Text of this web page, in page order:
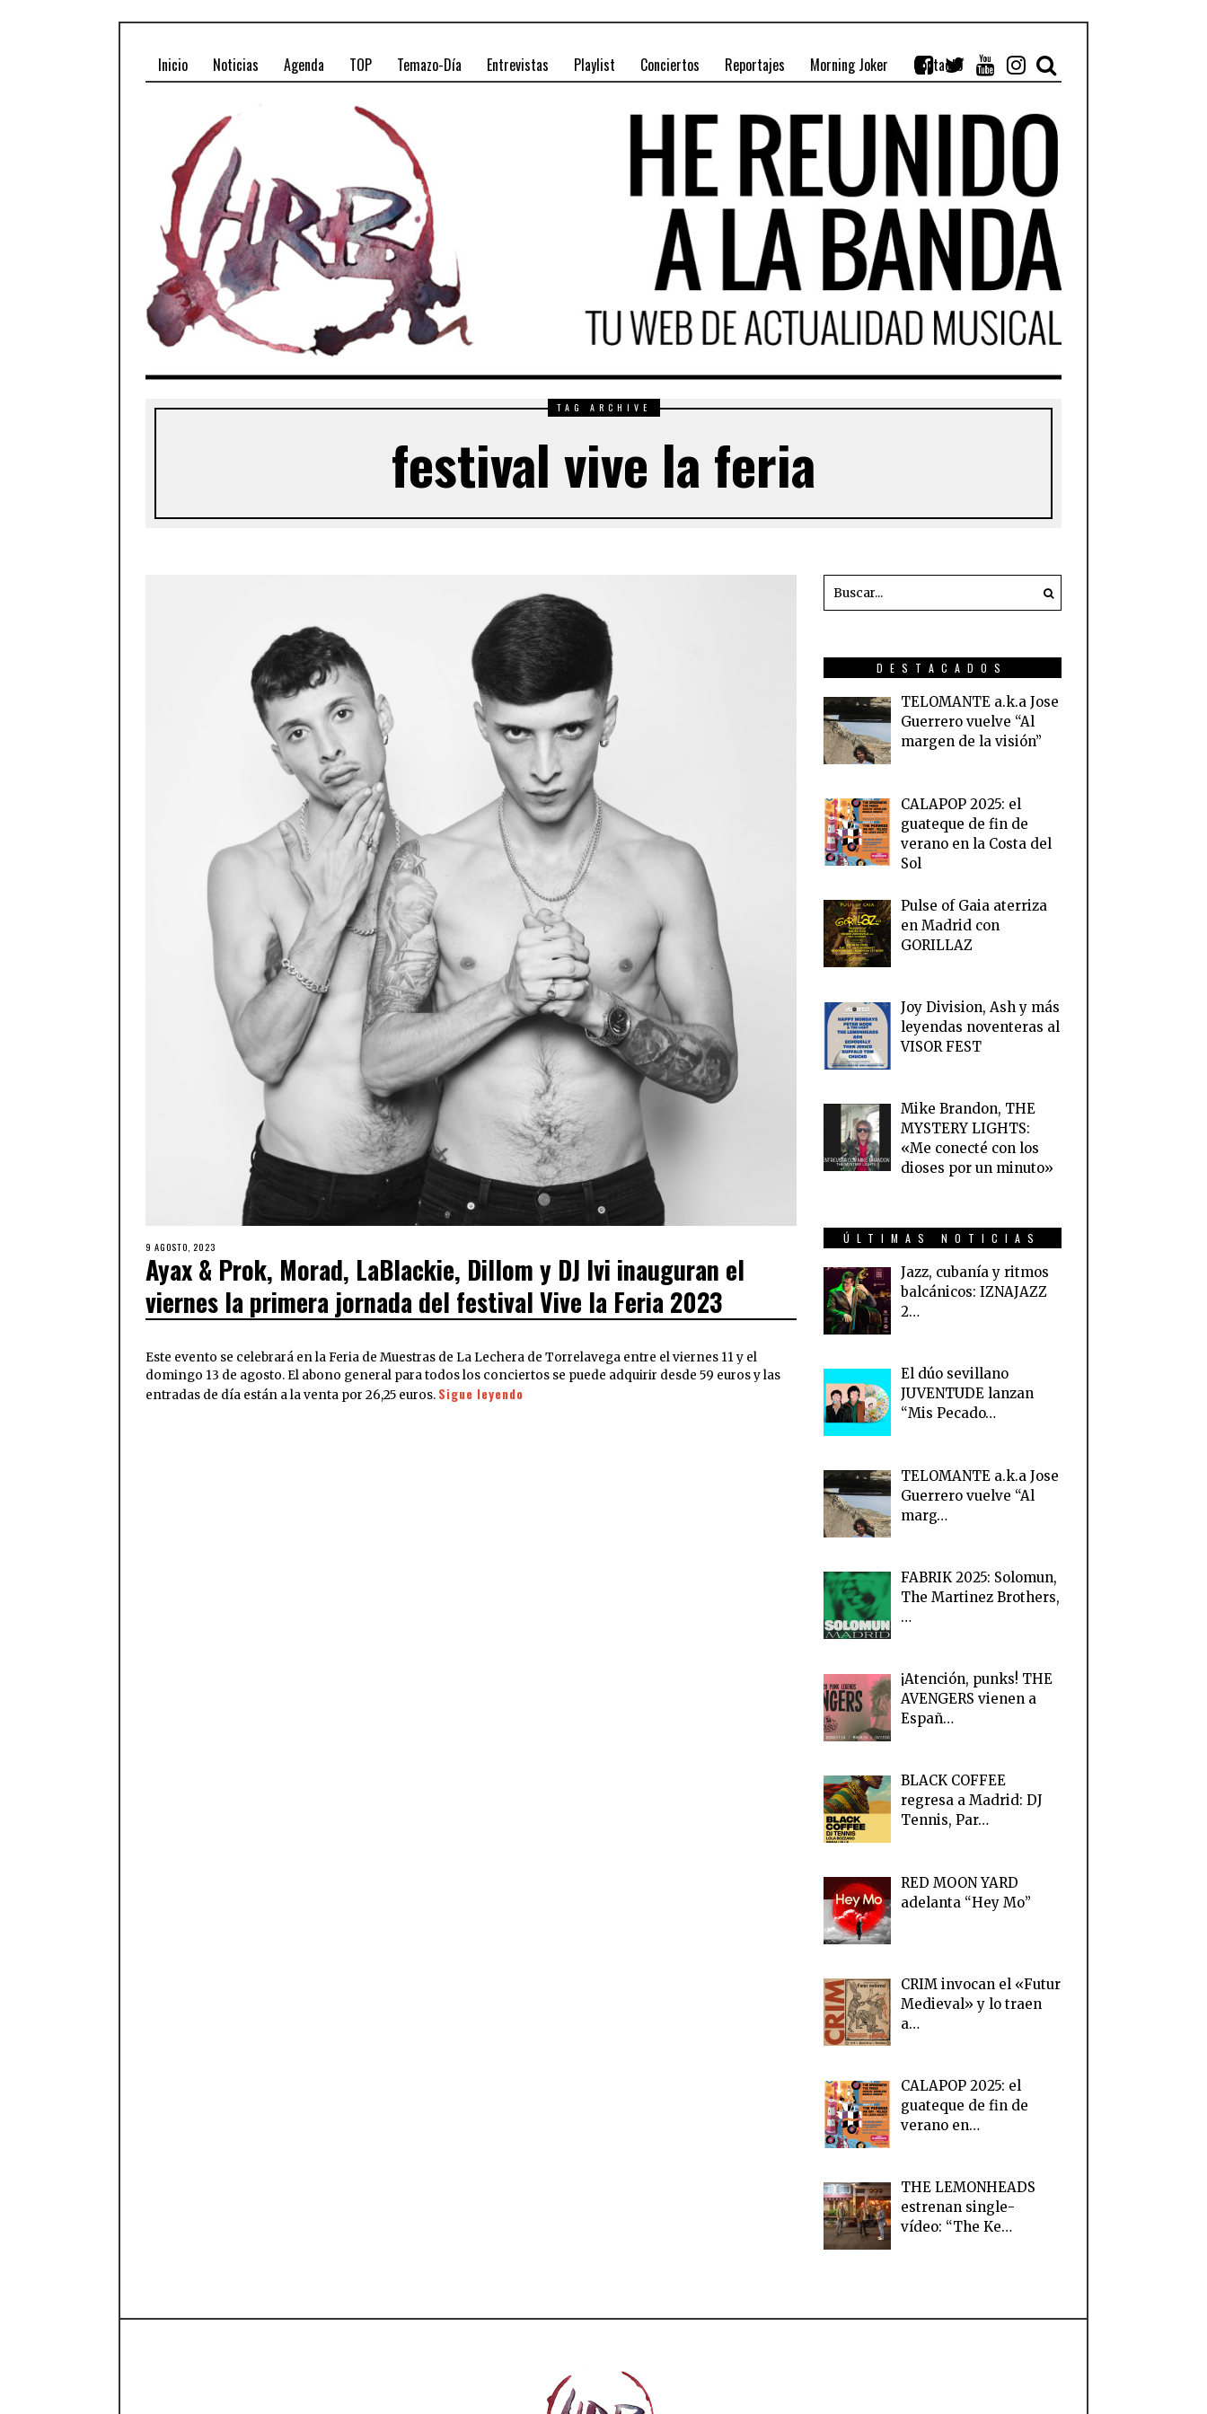
Inicio Noticias Agenda TOP Temazo-Día Entrevistas Playlist Conciertos Reportajes Morning Joker Contacto
TAG ARCHIVE
festival vive la feria
9 AGOSTO, 2023
Ayax & Prok, Morad, LaBlackie, Dillom y DJ Ivi inauguran el
viernes la primera jornada del festival Vive la Feria 2023
Este evento se celebrará en la Feria de Muestras de La Lechera de Torrelavega entre el viernes 11 y el
domingo 13 de agosto. El abono general para todos los conciertos se puede adquirir desde 59 euros y las
entradas de día están a la venta por 26,25 euros. Sigue leyendo
DESTACADOS
TELOMANTE a.k.a Jose
Guerrero vuelve “Al
margen de la visión”
CALAPOP 2025: el
guateque de fin de
verano en la Costa del
Sol
Pulse of Gaia aterriza
en Madrid con
GORILLAZ
Joy Division, Ash y más
leyendas noventeras al
VISOR FEST
Mike Brandon, THE
MYSTERY LIGHTS:
«Me conecté con los
dioses por un minuto»
ÚLTIMAS NOTICIAS
Jazz, cubanía y ritmos
balcánicos: IZNAJAZZ
2…
El dúo sevillano
JUVENTUDE lanzan
“Mis Pecado…
TELOMANTE a.k.a Jose
Guerrero vuelve “Al
marg…
FABRIK 2025: Solomun,
The Martinez Brothers,
…
¡Atención, punks! THE
AVENGERS vienen a
Españ…
BLACK COFFEE
regresa a Madrid: DJ
Tennis, Par…
RED MOON YARD
adelanta “Hey Mo”
CRIM invocan el «Futur
Medieval» y lo traen
a…
CALAPOP 2025: el
guateque de fin de
verano en…
THE LEMONHEADS
estrenan single-
vídeo: “The Ke…